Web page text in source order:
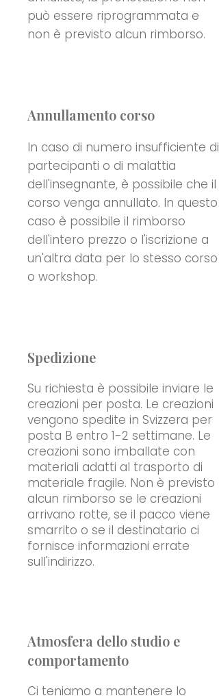
può essere riprogrammata e
non è previsto alcun rimborso.
Annullamento corso
In caso di numero insufficiente di
partecipanti o di malattia
dell'insegnante, è possibile che il
corso venga annullato. In questo
caso è possibile il rimborso
dell'intero prezzo o l'iscrizione a
un'altra data per lo stesso corso
o workshop.
Spedizione
Su richiesta è possibile inviare le
creazioni per posta. Le creazioni
vengono spedite in Svizzera per
posta B entro 1-2 settimane. Le
creazioni sono imballate con
materiali adatti al trasporto di
materiale fragile. Non è previsto
alcun rimborso se le creazioni
arrivano rotte, se il pacco viene
smarrito o se il destinatario ci
fornisce informazioni errate
sull'indirizzo.
Atmosfera dello studio e
comportamento
Ci teniamo a mantenere lo